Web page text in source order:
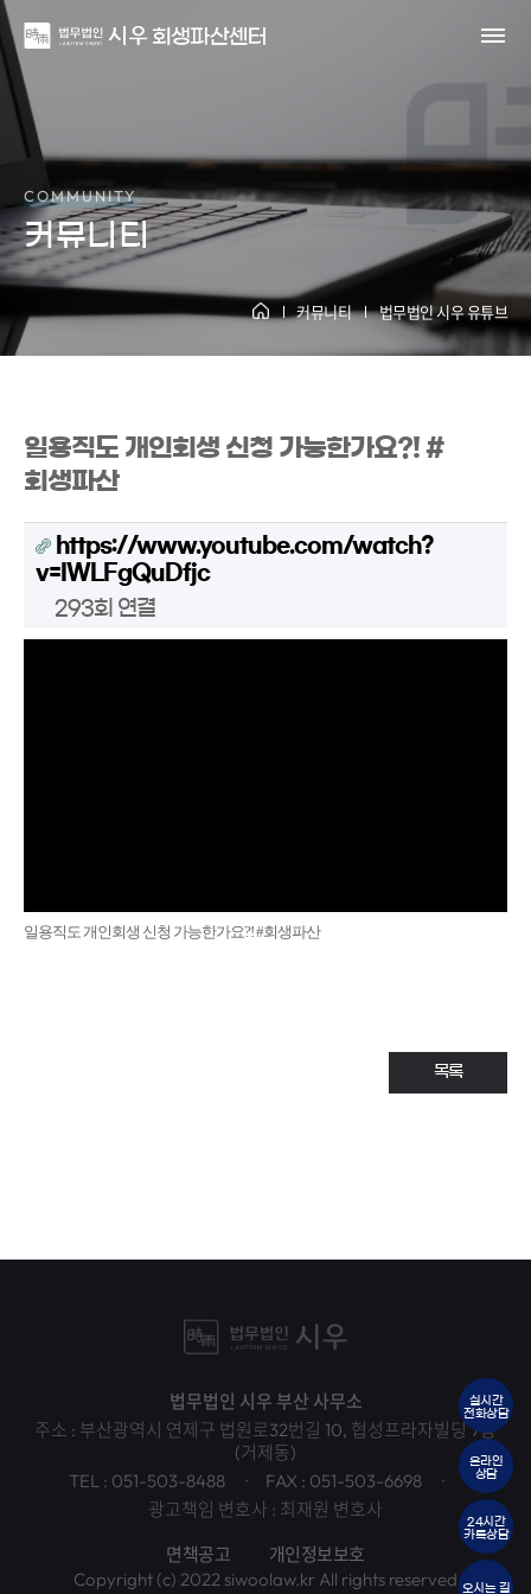
실시간
전화상담
온라인
상담
24시간
카톡상담
오시는 길
COMMUNITY
커뮤니티
커뮤니티 법무법인 시우 유튜브
일용직도 개인회생 신청 가능한가요?! #
회생파산
https://www.youtube.com/watch?
v=IWLFgQuDfjc
293회 연결
일용직도 개인회생 신청 가능한가요?! #회생파산
목록
법무법인 시우 부산 사무소
주소 : 부산광역시 연제구 법원로32번길 10, 협성프라자빌딩 7층
(거제동)
TEL : 051-503-8488
FAX : 051-503-6698
광고책임 변호사 : 최재원 변호사
Copyright (c) 2022 siwoolaw.kr All rights reserved
면책공고 개인정보보호